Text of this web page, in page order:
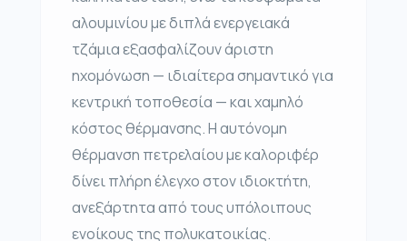
αλουμινίου με διπλά ενεργειακά
τζάμια εξασφαλίζουν άριστη
ηχομόνωση — ιδιαίτερα σημαντικό για
κεντρική τοποθεσία — και χαμηλό
κόστος θέρμανσης. Η αυτόνομη
θέρμανση πετρελαίου με καλοριφέρ
δίνει πλήρη έλεγχο στον ιδιοκτήτη,
ανεξάρτητα από τους υπόλοιπους
ενοίκους της πολυκατοικίας.